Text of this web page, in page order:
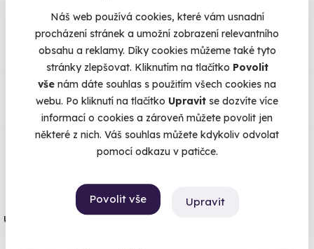
Náš web používá cookies, které vám usnadní
procházení stránek a umožní zobrazení relevantního
obsahu a reklamy. Díky cookies můžeme také tyto
stránky zlepšovat. Kliknutím na tlačítko Povolit
vše nám dáte souhlas s použitím všech cookies na
webu. Po kliknutí na tlačítko Upravit se dozvíte více
informací o cookies a zároveň můžete povolit jen
některé z nich. Váš souhlas můžete kdykoliv odvolat
pomocí odkazu v patičce.
Povolit vše Upravit
Naheureka.cz máme
96% spokojenost zákazníků.
Co si o nás myslí
Zobraz ohlasy
Vše umíme pojistit
Jeden nikdy neví. Máme nejvyšší
úrazové pojištění z nabídky zážitkových